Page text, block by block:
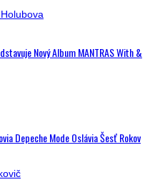
Nový Album MANTRAS With &
Depeche Mode Oslávia Šesť Rokov